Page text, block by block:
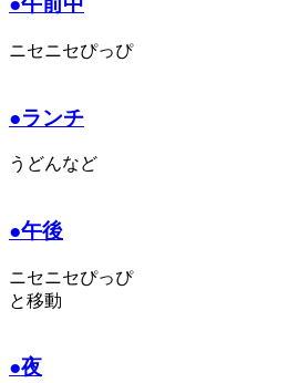
ニセニセぴっぴ
●ランチ
うどんなど
●午後
ニセニセぴっぴ
と移動
●夜